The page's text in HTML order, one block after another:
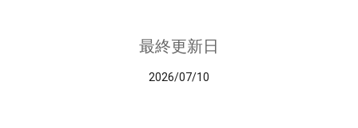
最終更新日
2026/07/10